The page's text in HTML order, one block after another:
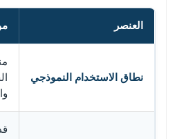
العنصر مولد
نطاق الاستخدام النموذجي